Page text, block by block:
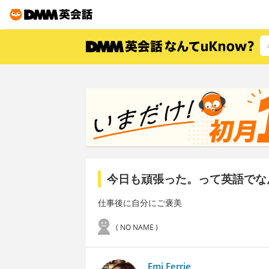
今日も頑張った。って英語で
仕事後に自分にご褒美
( NO NAME )
Emi Ferrie